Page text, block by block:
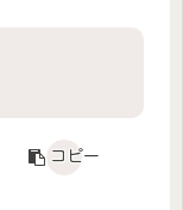
コピー